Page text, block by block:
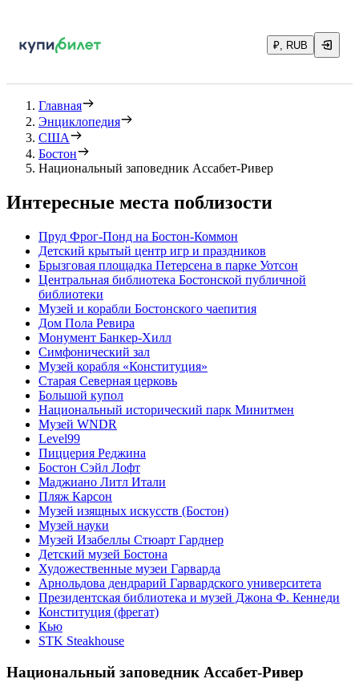
₽, RUB
Главная
Энциклопедия
США
Бостон
Национальный заповедник Ассабет-Ривер
Интересные места поблизости
Пруд Фрог-Понд на Бостон-Коммон
Детский крытый центр игр и праздников
Брызговая площадка Петерсена в парке Уотсон
Центральная библиотека Бостонской публичной
библиотеки
Музей и корабли Бостонского чаепития
Дом Пола Ревира
Монумент Банкер-Хилл
Симфонический зал
Музей корабля «Конституция»
Старая Северная церковь
Большой купол
Национальный исторический парк Минитмен
Музей WNDR
Level99
Пиццерия Реджина
Бостон Сэйл Лофт
Маджиано Литл Итали
Пляж Карсон
Музей изящных искусств (Бостон)
Музей науки
Музей Изабеллы Стюарт Гарднер
Детский музей Бостона
Художественные музеи Гарварда
Арнольдова дендрарий Гарвардского университета
Президентская библиотека и музей Джона Ф. Кеннеди
Конституция (фрегат)
Кью
STK Steakhouse
Национальный заповедник Ассабет-Ривер